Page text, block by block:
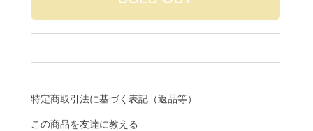
特定商取引法に基づく表記（返品等）
この商品を友達に教える